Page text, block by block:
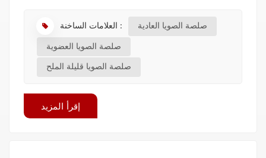
العلامات الساخنة : صلصة الصويا العادية
صلصة الصويا العضوية
صلصة الصويا قليلة الملح
إقرأ المزيد